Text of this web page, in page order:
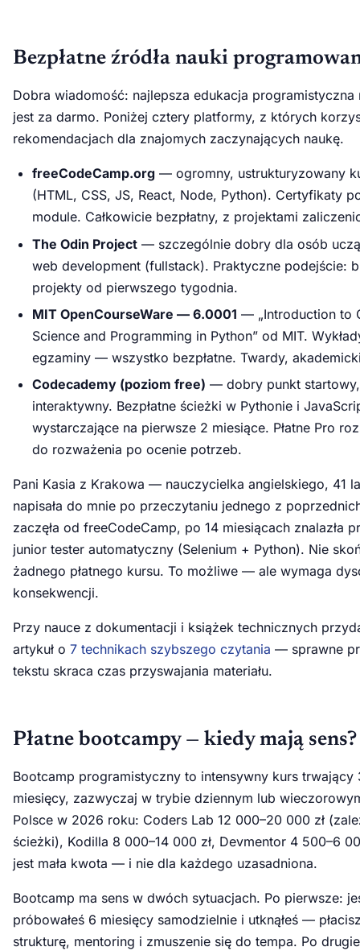
Bezpłatne źródła nauki
Dobra wiadomość: najlepsza edukacja programistyczna
jest za darmo. Poniżej cztery platformy, z których
rekomendacjach dla znajomych zaczynających naukę.
freeCodeCamp.org — ogromny, ustrukturyzowany
(HTML, CSS, JS, React, Node, Python). Certyfikaty
module. Całkowicie bezpłatny, z projektami
The Odin Project — szczególnie dobry dla osób
web development (fullstack). Praktyczne podejście:
projekty od pierwszego tygodnia.
MIT OpenCourseWare — 6.0001 — „Introduction to
Science and Programming in Python” od MIT.
egzaminy — wszystko bezpłatne. Twardy,
Codecademy (poziom free) — dobry punkt startowy,
interaktywny. Bezpłatne ścieżki w Pythonie i
wystarczające na pierwsze 2 miesiące. Płatne Pro
do rozważenia po ocenie potrzeb.
Pani Kasia z Krakowa — nauczycielka angielskiego, 41
napisała do mnie po przeczytaniu jednego z
zaczęła od freeCodeCamp, po 14 miesiącach znalazła
junior tester automatyczny (Selenium + Python). Nie
żadnego płatnego kursu. To możliwe — ale wymaga
konsekwencji.
Przy nauce z dokumentacji i książek technicznych
artykuł o 7 technikach szybszego czytania — sprawne
tekstu skraca czas przyswajania materiału.
Płatne bootcampy — kiedy mają sens?
Bootcamp programistyczny to intensywny kurs trwający
miesięcy, zazwyczaj w trybie dziennym lub
Polsce w 2026 roku: Coders Lab 12 000–20 000 zł
ścieżki), Kodilla 8 000–14 000 zł, Devmentor 4 500–6
jest mała kwota — i nie dla każdego uzasadniona.
Bootcamp ma sens w dwóch sytuacjach. Po pierwsze:
próbowałeś 6 miesięcy samodzielnie i utknąłeś —
strukturę, mentoring i zmuszenie się do tempa. Po